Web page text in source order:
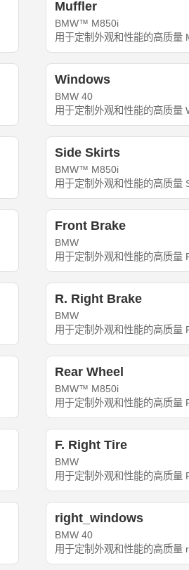
Muffler
BMW™ M850i
用于定制外观和性能的高质量
Windows
BMW 40
用于定制外观和性能的高质量
Side Skirts
BMW™ M850i
用于定制外观和性能的高质量
Front Brake
BMW
用于定制外观和性能的高质量
R. Right Brake
BMW
用于定制外观和性能的高质量
Rear Wheel
BMW™ M850i
用于定制外观和性能的高质量
F. Right Tire
BMW
用于定制外观和性能的高质量
right_windows
BMW 40
用于定制外观和性能的高质量